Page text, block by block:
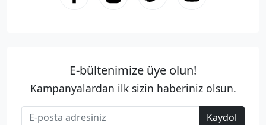
E-bültenimize üye olun!
Kampanyalardan ilk sizin haberiniz olsun.
Kaydol